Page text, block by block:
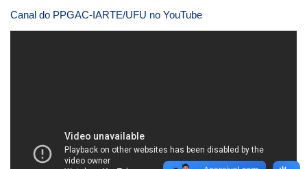
Canal do PPGAC-IARTE/UFU no YouTube